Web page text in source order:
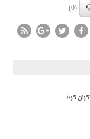
(0)
کرد!